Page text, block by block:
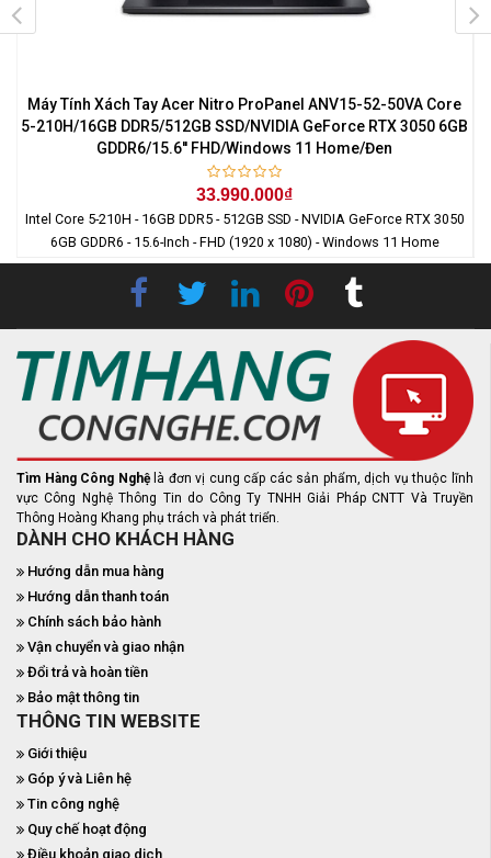
Máy Tính Xách Tay Acer Nitro ProPanel ANV15-52-50VA Core
5-210H/16GB DDR5/512GB SSD/NVIDIA GeForce RTX 3050 6GB
GDDR6/15.6'' FHD/Windows 11 Home/Đen
33.990.000₫
Intel Core 5-210H - 16GB DDR5 - 512GB SSD - NVIDIA GeForce RTX 3050
6GB GDDR6 - 15.6-Inch - FHD (1920 x 1080) - Windows 11 Home
Tìm Hàng Công Nghệ là đơn vị cung cấp các sản phẩm, dịch vụ thuộc lĩnh
vực Công Nghệ Thông Tin do Công Ty TNHH Giải Pháp CNTT Và Truyền
Thông Hoàng Khang phụ trách và phát triển.
DÀNH CHO KHÁCH HÀNG
Hướng dẫn mua hàng
Hướng dẫn thanh toán
Chính sách bảo hành
Vận chuyển và giao nhận
Đổi trả và hoàn tiền
Bảo mật thông tin
THÔNG TIN WEBSITE
Giới thiệu
Góp ý và Liên hệ
Tin công nghệ
Quy chế hoạt động
Điều khoản giao dịch